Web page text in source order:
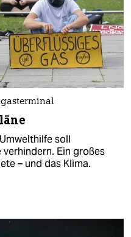
soll
Ein großes
– und das Klima.